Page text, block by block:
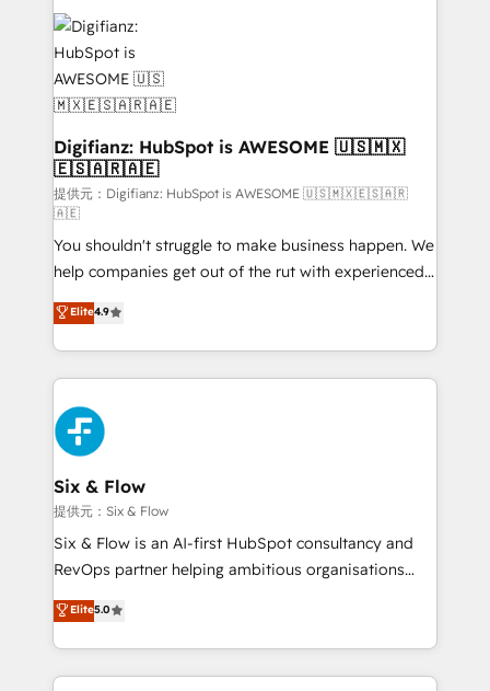
more people - Get the most out of your HubSpot
investment
customer experiences, integrate systems, and
supercharge revenue operations Key services: • CRM
Implementation • Systems Integration • Digital
Transformation / Web Development • RevOps &
Sales Consulting • Marketing Automation What
makes us different? 🚀 Top 0.5% of global HubSpot
agencies ⚙️ The strongest technical ability and
integration capabilities 💼 Consultative, long-term
partners who will embed ourselves into your
business, processes and systems 🏢 We specialise in
working with mid-market and enterprise
organisations, global organisations and those with
complex use cases 🏆 CRM Implementation,
Platform Enablement, Custom Integration and
Onboarding Accredited 🔐 ISO27001 & ISO9001
Certified
Digifianz: HubSpot is AWESOME 🇺🇸🇲🇽
🇪🇸🇦🇷🇦🇪
提供元：Digifianz: HubSpot is AWESOME 🇺🇸🇲🇽🇪🇸🇦🇷
🇦🇪
You shouldn't struggle to make business happen. We
help companies get out of the rut with experienced,
process-oriented teams implementing HubSpot
Marketing, Sales, Service, CMS and Operations Hub,
so selling and actually engaging with your customers
feels easy and pain-free. We are a top ranked
HubSpot Elite Partner, winner of Rookie of the Year
and Customer First Awards, 4.9/5 rating in HubSpot
Reviews and 4.9/5 rating in Clutch Reviews. Digifianz
helps the following industries: logistics & 3PL, home
improvement & construction, branding and
commercialization, real estate, health, education,
SaaS, Software Dev & IT and consulting, make the
the United States, EU, UAE, Mexico and Latin
America. From casual user to super fan: make
Elite4.9
Six & Flow
提供元：Six & Flow
Six & Flow is an AI-first HubSpot consultancy and
RevOps partner helping ambitious organisations
grow with clarity, confidence, and intelligence.
Operating across the UK, Netherlands, Ireland, and
Canada, we’ve delivered thousands of successful
HubSpot projects for mid-market and enterprise
Elite5.0